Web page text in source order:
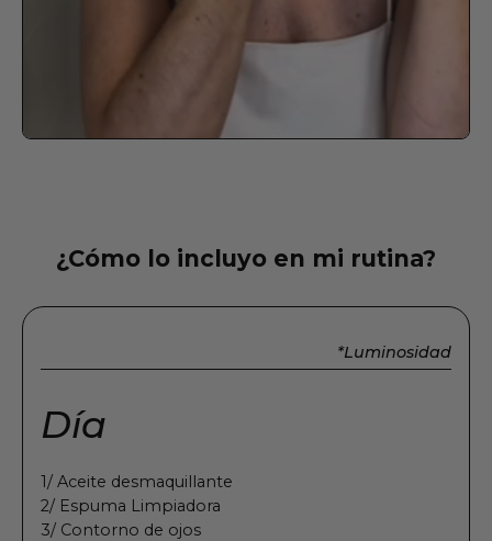
¿Cómo lo incluyo en mi rutina?
*Luminosidad
Día
1/ Aceite desmaquillante
2/ Espuma Limpiadora
3/ Contorno de ojos